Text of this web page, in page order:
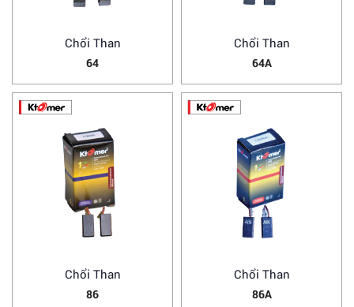
Chổi Than
64
Chổi Than
64A
Chổi Than
86
Chổi Than
86A